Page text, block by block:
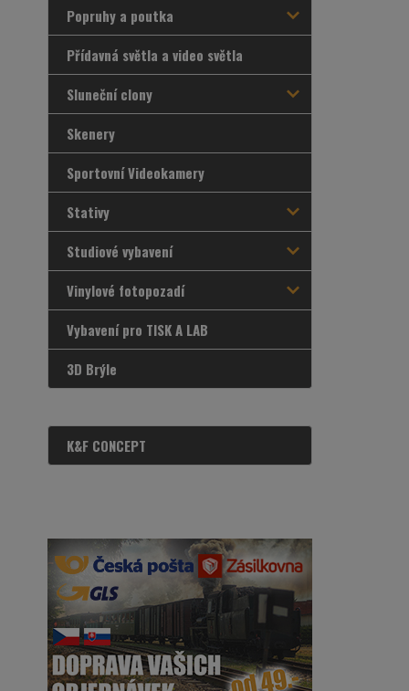
Popruhy a poutka
Přídavná světla a video světla
Sluneční clony
Skenery
Sportovní Videokamery
Stativy
Studiové vybavení
Vinylové fotopozadí
Vybavení pro TISK A LAB
3D Brýle
K&F CONCEPT